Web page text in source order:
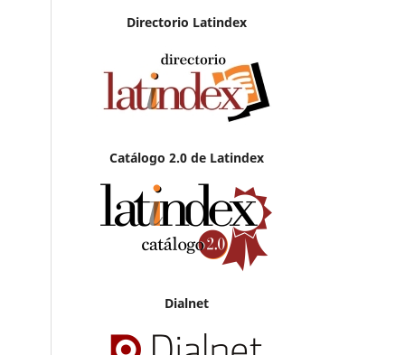
Directorio Latindex
Catálogo 2.0 de Latindex
Dialnet